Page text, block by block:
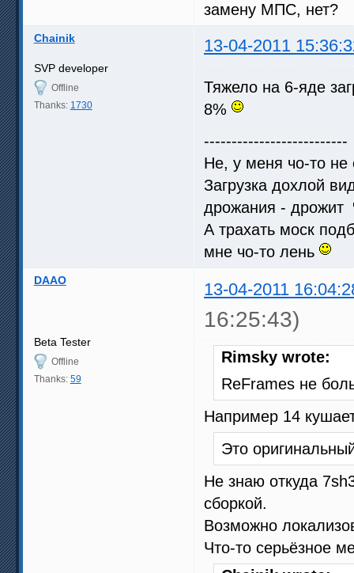
замену МПС, нет?
Chainik 13-04-2011
SVP developer
Offline
Thanks: 1730
Тяжело на 6-яде
8%
--------------------------
Не, у меня чо-то не
Загрузка дохлой
дрожания - дрожит
А трахать моск
мне чо-то лень
DAAO 13-04-2011
16:25:43)
Beta Tester
Offline
Thanks: 59
Rimsky wrote:
ReFrames не
Например 14
Это
Не знаю откуда
сборкой.
Возможно
Что-то серьёзное